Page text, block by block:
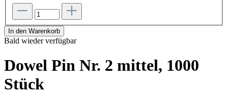
In den Warenkorb
Bald wieder verfügbar
Dowel Pin Nr. 2 mittel, 1000
Stück